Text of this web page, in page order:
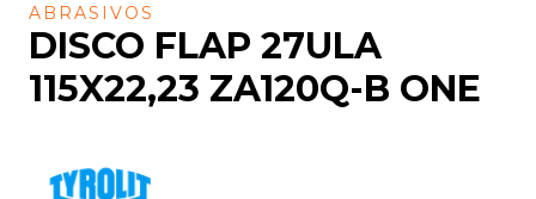
ABRASIVOS
DISCO FLAP 27ULA
115X22,23 ZA120Q-B ONE